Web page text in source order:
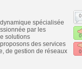
spécialisée
par les
solutions
des services
de gestion de réseaux
0
0
0